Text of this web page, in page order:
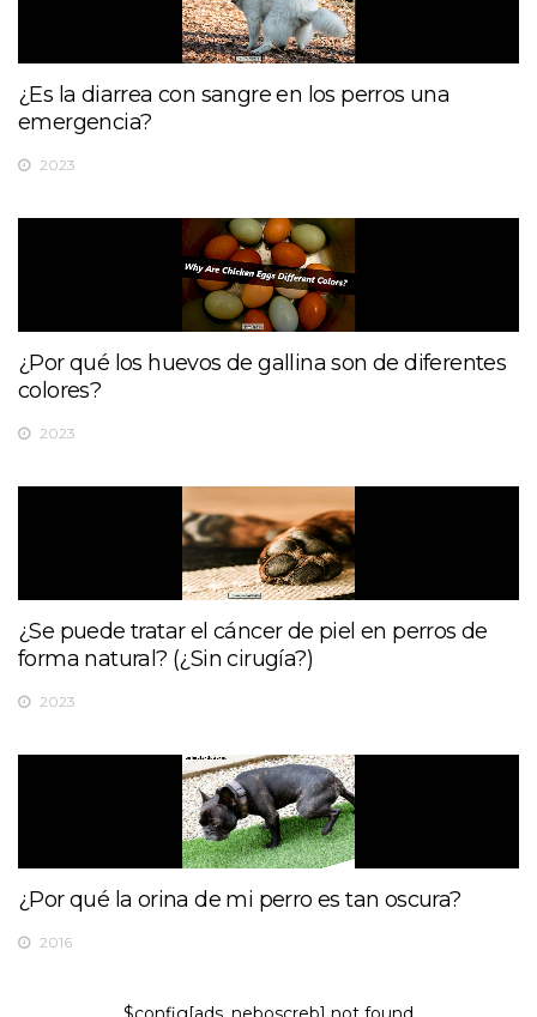
¿Es la diarrea con sangre en los perros una
emergencia?
2023
¿Por qué los huevos de gallina son de diferentes
colores?
2023
¿Se puede tratar el cáncer de piel en perros de
forma natural? (¿Sin cirugía?)
2023
¿Por qué la orina de mi perro es tan oscura?
2016